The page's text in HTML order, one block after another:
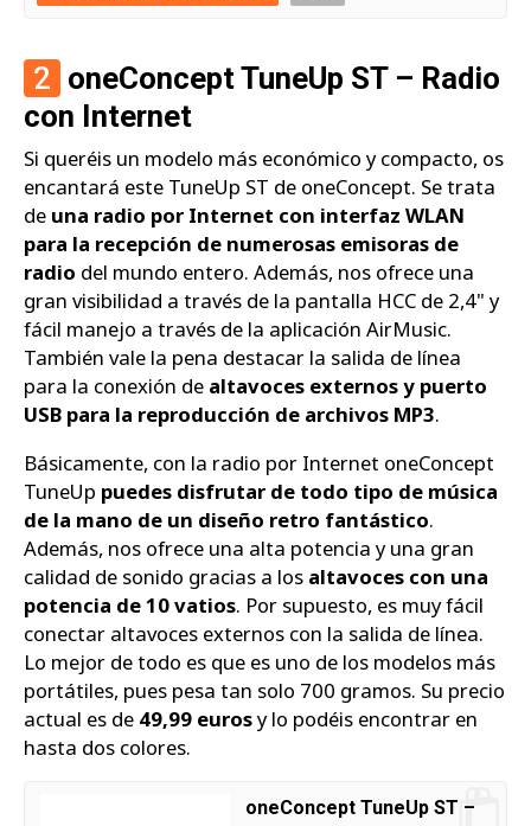
2 oneConcept TuneUp ST – Radio
con Internet
Si queréis un modelo más económico y compacto, os
encantará este TuneUp ST de oneConcept. Se trata
de una radio por Internet con interfaz WLAN
para la recepción de numerosas emisoras de
radio del mundo entero. Además, nos ofrece una
gran visibilidad a través de la pantalla HCC de 2,4" y
fácil manejo a través de la aplicación AirMusic.
También vale la pena destacar la salida de línea
para la conexión de altavoces externos y puerto
USB para la reproducción de archivos MP3.
Básicamente, con la radio por Internet oneConcept
TuneUp puedes disfrutar de todo tipo de música
de la mano de un diseño retro fantástico.
Además, nos ofrece una alta potencia y una gran
calidad de sonido gracias a los altavoces con una
potencia de 10 vatios. Por supuesto, es muy fácil
conectar altavoces externos con la salida de línea.
Lo mejor de todo es que es uno de los modelos más
portátiles, pues pesa tan solo 700 gramos. Su precio
actual es de 49,99 eurosy lo podéis encontrar en
hasta dos colores.
oneConcept TuneUp ST –